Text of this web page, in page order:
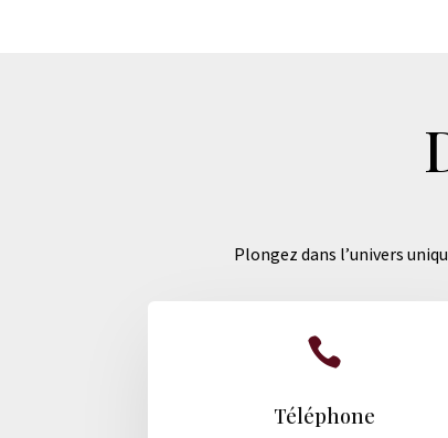
Plongez dans l’univers

Téléphone